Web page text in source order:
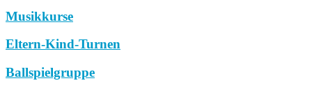
Musikkurse
Eltern-Kind-Turnen
Ballspielgruppe